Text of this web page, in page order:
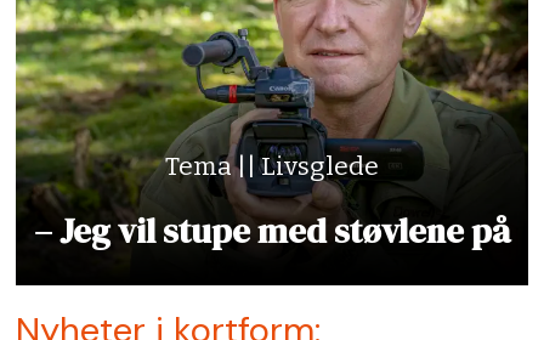
Tema || Livsglede
– Jeg vil stupe med støvlene på
Nyheter i kortform: